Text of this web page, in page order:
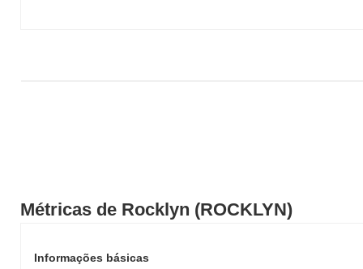
Métricas de Rocklyn (ROCKLYN)
Informações básicas